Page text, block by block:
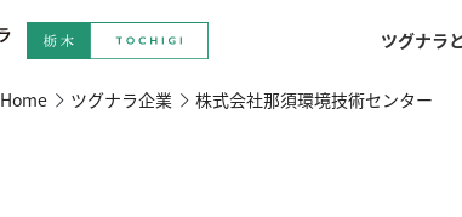
ツグナラ
Home ツグナラ企業 株式会社那須環境技術センター